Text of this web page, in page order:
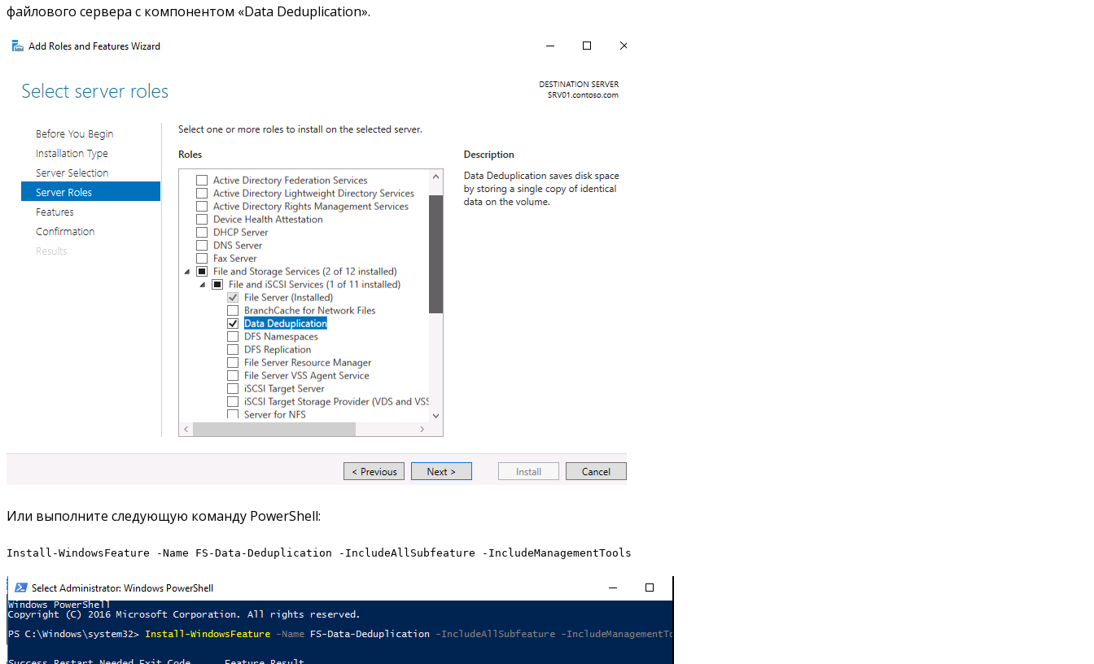
файлового сервера с компонентом «Data Deduplication».
Или выполните следующую команду PowerShell:
Install-WindowsFeature -Name FS-Data-Deduplication -IncludeAllSubfeature -IncludeManagementTools